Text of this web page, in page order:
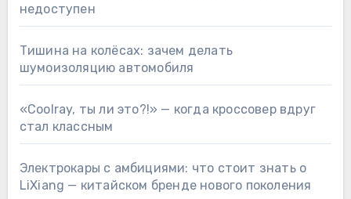
недоступен
Тишина на колёсах: зачем делать
шумоизоляцию автомобиля
«Coolray, ты ли это?!» — когда кроссовер вдруг
стал классным
Электрокары с амбициями: что стоит знать о
LiXiang — китайском бренде нового поколения